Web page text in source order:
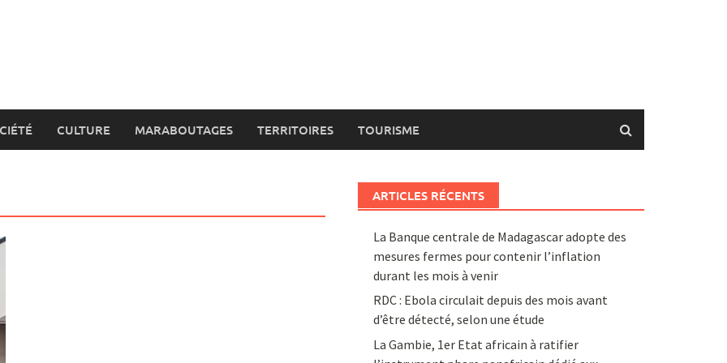
CULTURE MARABOUTAGES TERRITOIRES TOURISME
ARTICLES RÉCENTS
La Banque centrale de Madagascar adopte des
mesures fermes pour contenir l’inflation
durant les mois à venir
RDC : Ebola circulait depuis des mois avant
d’être détecté, selon une étude
La Gambie, 1er Etat africain à ratifier